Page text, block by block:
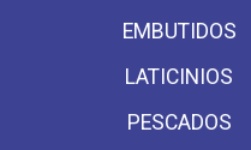
EMBUTIDOS
LATICINIOS
PESCADOS